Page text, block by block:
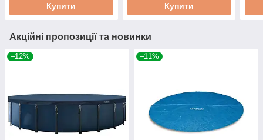
Купити Купити
Акційні пропозиції та новинки
–12% –11%